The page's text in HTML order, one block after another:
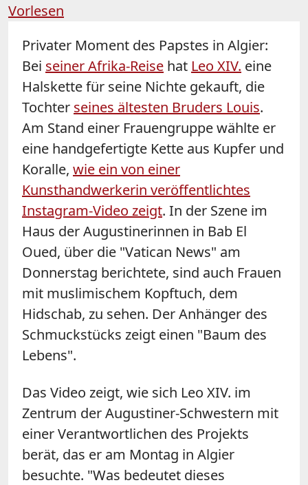
Vorlesen
Privater Moment des Papstes in Algier:
Bei seiner Afrika-Reise hat Leo XIV. eine
Halskette für seine Nichte gekauft, die
Tochter seines ältesten Bruders Louis.
Am Stand einer Frauengruppe wählte er
eine handgefertigte Kette aus Kupfer und
Koralle, wie ein von einer
Kunsthandwerkerin veröffentlichtes
Instagram-Video zeigt. In der Szene im
Haus der Augustinerinnen in Bab El
Oued, über die "Vatican News" am
Donnerstag berichtete, sind auch Frauen
mit muslimischem Kopftuch, dem
Hidschab, zu sehen. Der Anhänger des
Schmuckstücks zeigt einen "Baum des
Lebens".
Das Video zeigt, wie sich Leo XIV. im
Zentrum der Augustiner-Schwestern mit
einer Verantwortlichen des Projekts
berät, das er am Montag in Algier
besuchte. "Was bedeutet dieses